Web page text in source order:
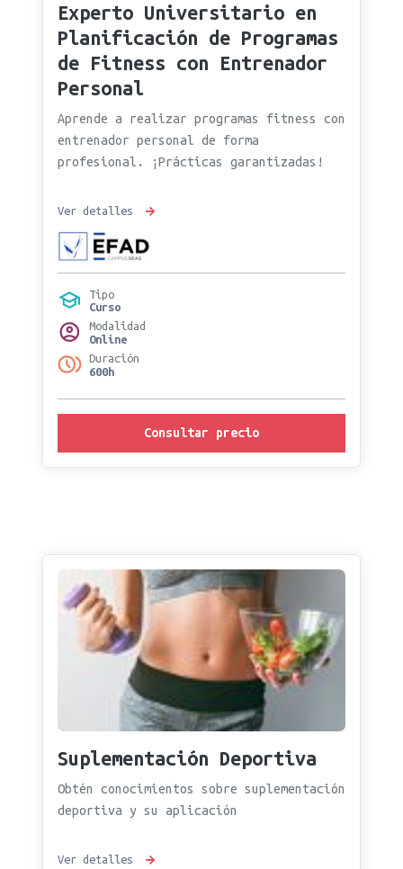
Experto Universitario en
Planificación de Programas
de Fitness con Entrenador
Personal
Aprende a realizar programas fitness con
entrenador personal de forma
profesional. ¡Prácticas garantizadas!
Ver detalles
Tipo
Curso
Modalidad
Online
Duración
600h
Consultar precio
Suplementación Deportiva
Obtén conocimientos sobre suplementación
deportiva y su aplicación
Ver detalles